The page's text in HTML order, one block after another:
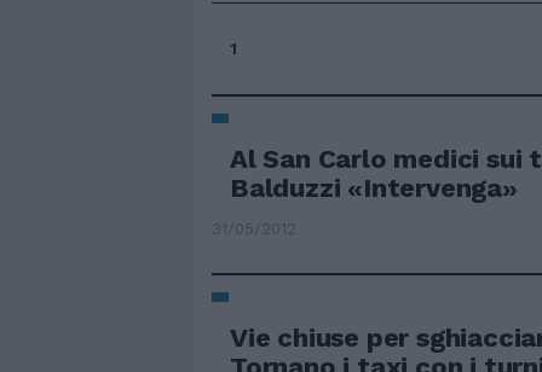
1
Al San Carlo medici sui
Balduzzi «Intervenga»
31/05/2012
Vie chiuse per